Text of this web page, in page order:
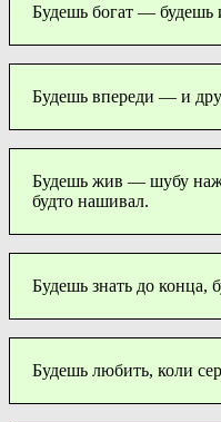
Будешь богат — будешь
Будешь впереди — и
Будешь жив — шубу
будто нашивал.
Будешь знать до конца,
Будешь любить, коли